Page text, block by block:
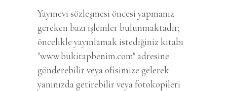
Yayınevi sözleşmesi öncesi yapmanız
gereken bazı işlemler bulunmaktadır;
öncelikle yayınlamak istediğiniz kitabı
"www.bukitapbenim.com" adresine
gönderebilir veya ofisimize gelerek
yanınızda getirebilir veya fotokopileri